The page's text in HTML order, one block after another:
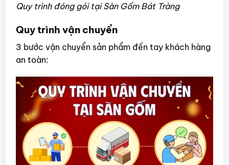
Quy trình đóng gói tại Sàn Gốm Bát Tràng
Quy trình vận chuyển
3 bước vận chuyển sản phẩm đến tay khách hàng
an toàn: